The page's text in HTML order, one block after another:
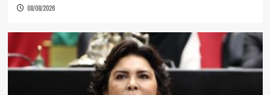
08/08/2026